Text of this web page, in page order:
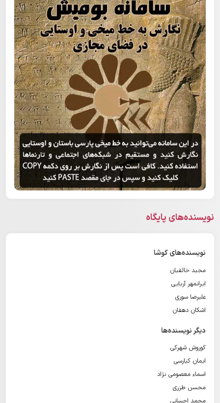
نویسنده‌های پایگاه
نویسنده‌های کوشا
مجید خالقیان
ایرانمهر آریایی
علیرضا سوری
اشکان دهقان
دیگر نویسنده‌ها
کوروش شهرکی
ایمان کیارسی
اسماء معصومی نژاد
محسن طزری
محمد احسانی